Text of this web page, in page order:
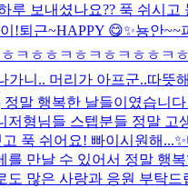
루 보내셨나요?? 푹 쉬시고
!퇴근~HAPPY 😋✨뇽안~~
ㅋㅎㅎㅋㅎㅋㅎㅋㅎㅎㅋ
가니.. 머리가 아프군..따뜻
정말 행복한 날들이였습니
저형님들 스텝분들 정말 고
푹 쉬어요! 빠이 시원해...✨
를 만날 수 있어서 정말 행
도 많은 사랑과 응원 부탁드